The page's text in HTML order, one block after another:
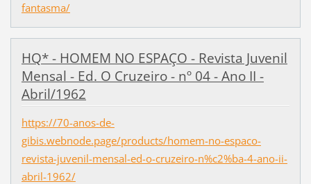
fantasma/
HQ* - HOMEM NO ESPAÇO - Revista Juvenil
Mensal - Ed. O Cruzeiro - nº 04 - Ano II -
Abril/1962
https://70-anos-de-
gibis.webnode.page/products/homem-no-espaco-
revista-juvenil-mensal-ed-o-cruzeiro-n%c2%ba-4-ano-ii-
abril-1962/